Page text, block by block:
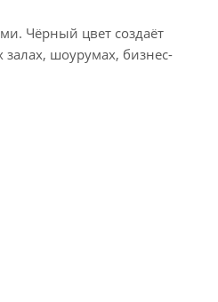
Чёрный цвет создаёт
шоурумах, бизнес-